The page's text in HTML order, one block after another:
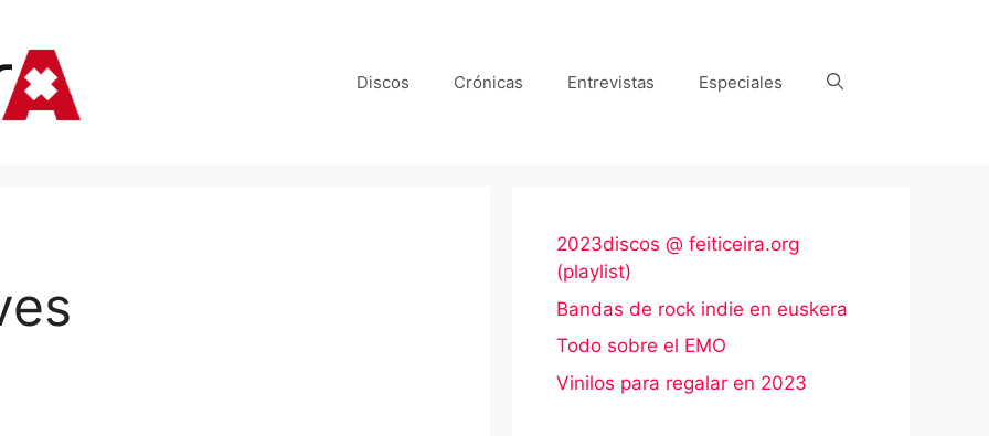
Discos Crónicas Entrevistas Especiales
2023discos @ feiticeira.org
(playlist)
Bandas de rock indie en euskera
Todo sobre el EMO
Vinilos para regalar en 2023